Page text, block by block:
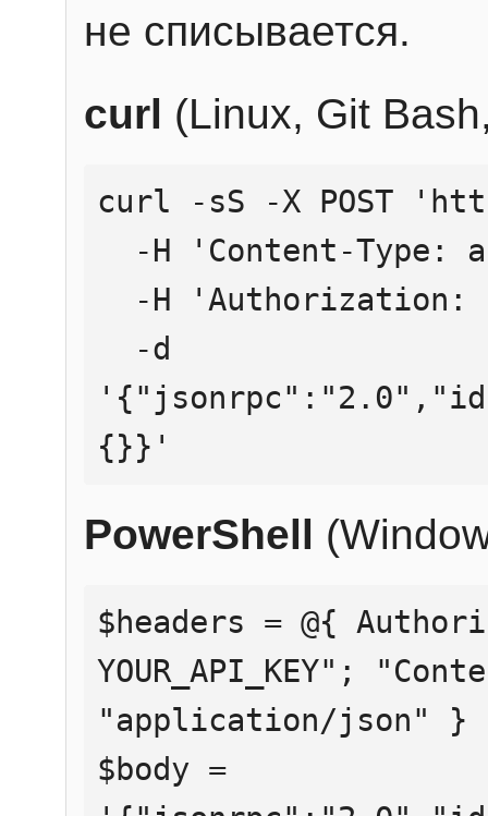
не списывается.
curl (Linux, Git
curl -sS -X POST
{}}'
PowerShell
$headers = @{
YOUR_API_KEY";
"application/json" }
$body =